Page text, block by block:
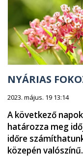
NYÁRIAS
2023. május. 19 13:14
A következő
határozza meg
időre
közepén valószínű.